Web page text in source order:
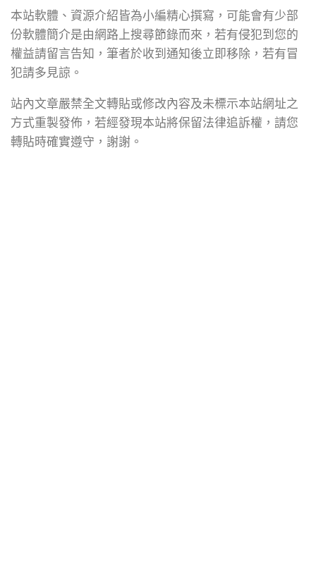
本站軟體、資源介紹皆為小編精心撰寫，可能會有少部
份軟體簡介是由網路上搜尋節錄而來，若有侵犯到您的
權益請留言告知，筆者於收到通知後立即移除，若有冒
犯請多見諒。
站內文章嚴禁全文轉貼或修改內容及未標示本站網址之
方式重製發佈，若經發現本站將保留法律追訴權，請您
轉貼時確實遵守，謝謝。